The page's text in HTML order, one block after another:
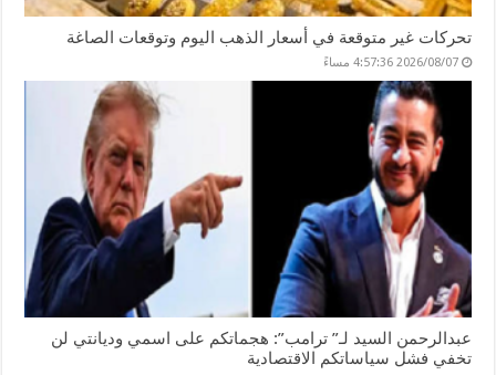
تحركات غير متوقعة في أسعار الذهب اليوم وتوقعات الصاغة
2026/08/07 4:57:36 مساءً
عبدالرحمن السيد لـ” ترامب”: هجماتكم على اسمي وديانتي لن
تخفي فشل سياساتكم الاقتصادية